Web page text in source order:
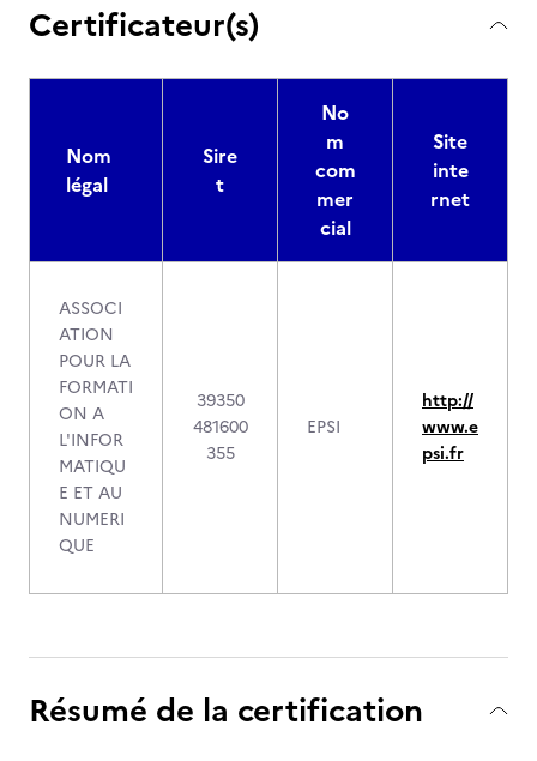
Certificateur(s)
Nom
légal
Sire
t
No
m
com
mer
cial
Site
inte
rnet
ASSOCI
ATION
POUR LA
FORMATI
ON A
L'INFOR
MATIQU
E ET AU
NUMERI
QUE
39350
481600
355
EPSI
http://
www.e
psi.fr
Résumé de la certification